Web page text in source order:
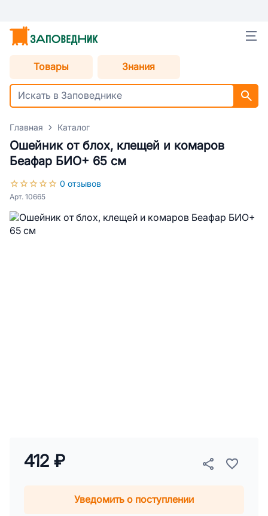
Товары Знания
Главная Каталог
Ошейник от блох, клещей и комаров
Беафар БИО+ 65 см
0 отзывов
Арт. 10665
412 ₽
Уведомить о поступлении